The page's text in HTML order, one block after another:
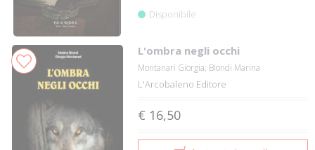
Disponibile
L'ombra negli occhi
Montanari Giorgia; Biondi Marina
L'Arcobaleno Editore
€ 16,50